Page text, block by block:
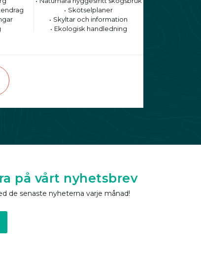
Skötselplaner
Skyltar och information
Ekologisk handledning
på vårt nyhetsbrev
de senaste nyheterna varje månad!